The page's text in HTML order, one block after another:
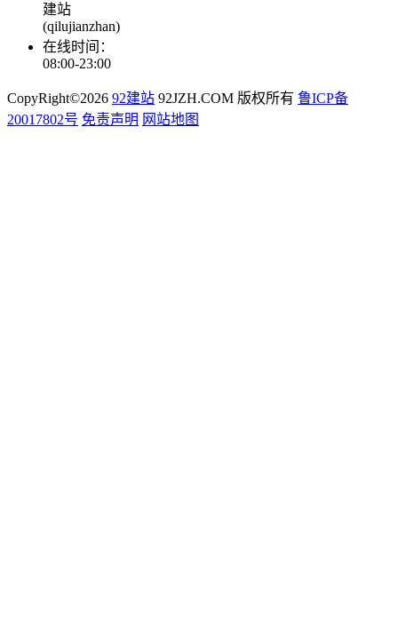
建站
(qilujianzhan)
在线时间：
08:00-23:00
CopyRight©2026 92建站 92JZH.COM 版权所有 鲁ICP备
20017802号 免责声明 网站地图